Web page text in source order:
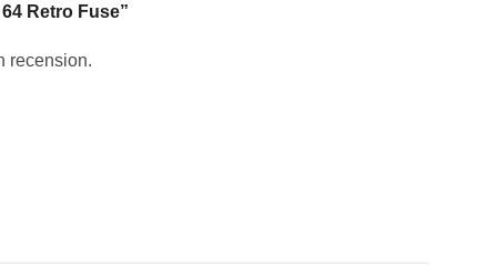
Retro Fuse”
recension.